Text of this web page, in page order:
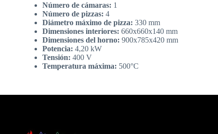
Número de cámaras: 1
Número de pizzas: 4
Diámetro máximo de pizza: 330 mm
Dimensiones interiores: 660x660x140 mm
Dimensiones del horno: 900x785x420 mm
Potencia: 4,20 kW
Tensión: 400 V
Temperatura máxima: 500°C